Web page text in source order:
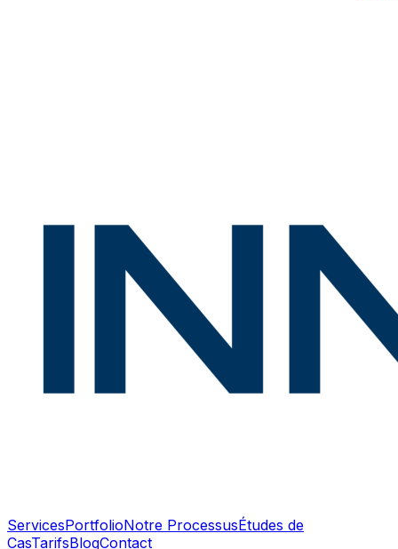
ServicesPortfolioNotre ProcessusÉtudes de
CasTarifsBlogContact